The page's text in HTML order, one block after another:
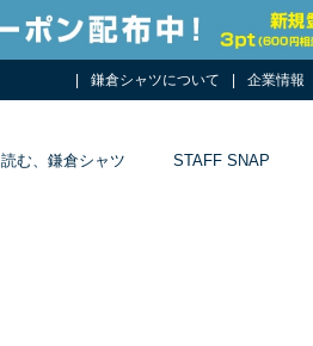
鎌倉シャツについて 企業情報
読む、鎌倉シャツ STAFF SNAP